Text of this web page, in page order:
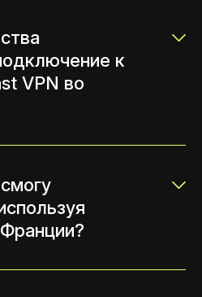
к
VPN во